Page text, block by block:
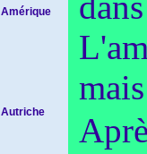
Amérique
Autriche